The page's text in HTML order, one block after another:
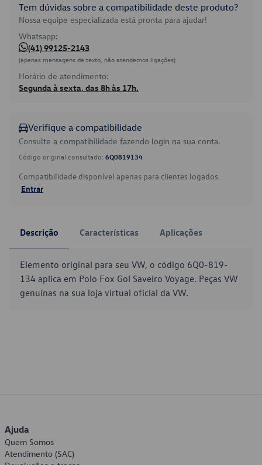
Tem dúvidas sobre a compatibilidade deste produto?
Nossa equipe especializada está pronta para ajudar!
Whatsapp:
(41) 99125-2143
(apenas mensagens de texto, não atendemos ligações)
Horário de atendimento:
Segunda à sexta, das 8h às 17h.
Verifique a compatibilidade
Consulte a compatibilidade fazendo login na sua conta.
Código original consultado: 6Q0819134
Compatibilidade disponível apenas para clientes logados.
Entrar
Descrição Características Aplicações
Elemento original para seu VW, o código 6Q0-819-
134 aplica em Polo Fox Gol Saveiro Voyage. Peças VW
genuínas na sua loja virtual oficial da VW.
Ajuda
Quem Somos
Atendimento (SAC)